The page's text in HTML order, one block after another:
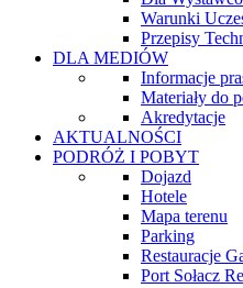
Warunki
Przepisy
DLA MEDIÓW
Informacje
Materiały do
Akredytacje
AKTUALNOŚCI
PODRÓŻ I POBYT
Dojazd
Hotele
Mapa terenu
Parking
Restauracje
Port Sołacz